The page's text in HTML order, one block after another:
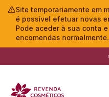
Site temporariamente em
é possível efetuar novas
Pode aceder à sua conta
encomendas normalmente.